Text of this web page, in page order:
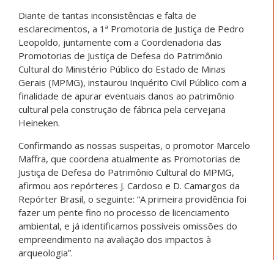
Diante de tantas inconsistências e falta de
esclarecimentos, a 1ª Promotoria de Justiça de Pedro
Leopoldo, juntamente com a Coordenadoria das
Promotorias de Justiça de Defesa do Patrimônio
Cultural do Ministério Público do Estado de Minas
Gerais (MPMG), instaurou Inquérito Civil Público com a
finalidade de apurar eventuais danos ao patrimônio
cultural pela construção de fábrica pela cervejaria
Heineken.
Confirmando as nossas suspeitas, o promotor Marcelo
Maffra, que coordena atualmente as Promotorias de
Justiça de Defesa do Patrimônio Cultural do MPMG,
afirmou aos repórteres J. Cardoso e D. Camargos da
Repórter Brasil, o seguinte: “A primeira providência foi
fazer um pente fino no processo de licenciamento
ambiental, e já identificamos possíveis omissões do
empreendimento na avaliação dos impactos à
arqueologia”.